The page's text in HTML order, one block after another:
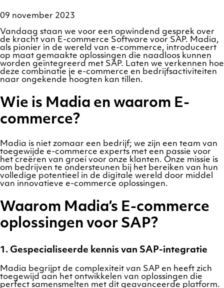
09 november 2023
Vandaag staan we voor een opwindend gesprek over
de kracht van E-commerce Software voor SAP. Madia,
als pionier in de wereld van e-commerce, introduceert
op maat gemaakte oplossingen die naadloos kunnen
worden geïntegreerd met SAP. Laten we verkennen hoe
deze combinatie je e-commerce en bedrijfsactiviteiten
naar ongekende hoogten kan tillen.
Wie is Madia en waarom E-
commerce?
Madia is niet zomaar een bedrijf; we zijn een team van
toegewijde e-commerce experts met een passie voor
het creëren van groei voor onze klanten. Onze missie is
om bedrijven te ondersteunen bij het bereiken van hun
volledige potentieel in de digitale wereld door middel
van innovatieve e-commerce oplossingen.
Waarom Madia’s E-commerce
oplossingen voor SAP?
1. Gespecialiseerde kennis van SAP-integratie
Madia begrijpt de complexiteit van SAP en heeft zich
toegewijd aan het ontwikkelen van oplossingen die
perfect samensmelten met dit geavanceerde platform.